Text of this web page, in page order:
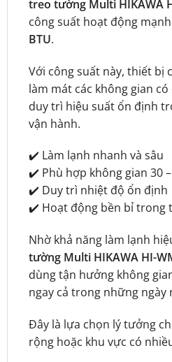
treo tường Multi HIKAWA
công suất hoạt động
BTU.
Với công suất này, thiết bị
làm mát các không gian
duy trì hiệu suất ổn định
vận hành.
✔️ Làm lạnh nhanh và sâu
✔️ Phù hợp không gian 30 –
✔️ Duy trì nhiệt độ ổn định
✔️ Hoạt động bền bỉ trong
Nhờ khả năng làm lạnh
tường Multi HIKAWA HI-
dùng tận hưởng không
ngay cả trong những ngày
Đây là lựa chọn lý tưởng
rộng hoặc khu vực có